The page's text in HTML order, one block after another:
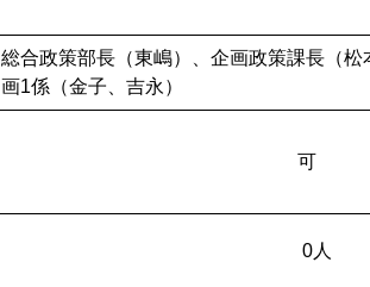
総合政策部長（東嶋）、企画政策課長（
画1係（金子、吉永）
可
0人